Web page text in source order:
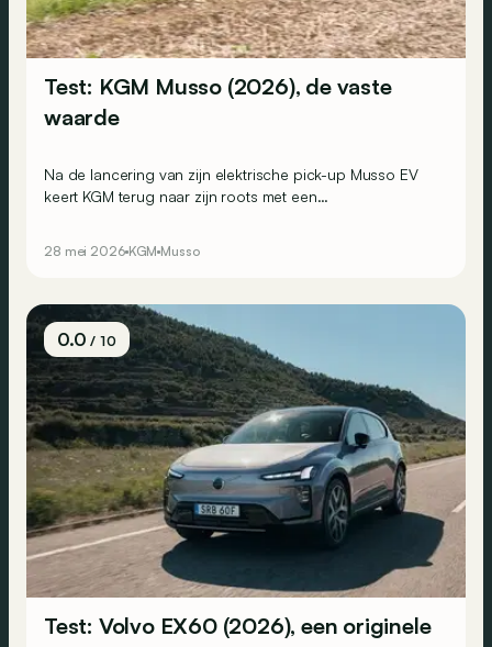
Test: KGM Musso (2026), de vaste
waarde
Na de lancering van zijn elektrische pick-up Musso EV
keert KGM terug naar zijn roots met een
versie als in de langere Grand Musso.
28 mei 2026 KGM Musso
0.0/ 10
Test: Volvo EX60 (2026), een originele